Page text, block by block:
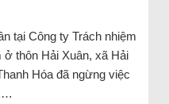
tại Công ty Trách nhiệm
thôn Hải Xuân, xã Hải
Hóa đã ngừng việc